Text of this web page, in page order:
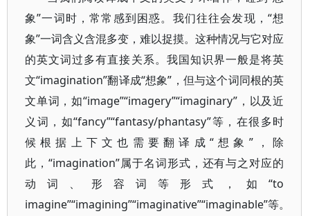
象”一词时，常常感到困惑。我们往往会发现，“想
象”一词含义含混多变，难以捉摸。这种情况与它对应
的英文词过多有直接关系。我国知识界一般是将英
文“imagination”翻译成“想象”，但与这个词同根的英
文单词，如“image”“imagery”“imaginary”，以及近
义词，如“fancy”“fantasy/phantasy”等，在很多时
候根据上下文也需要翻译成“想象”，除
此，“imagination”属于名词形式，还有与之对应的
动词、形容词等形式，如“to
imagine”“imagining”“imaginative”“imaginable”等。